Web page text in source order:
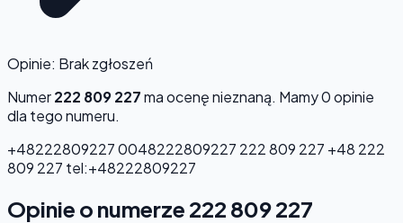
Opinie: Brak zgłoszeń
Numer222 809 227ma ocenęnieznaną. Mamy 0 opinie
dla tego numeru.
+482228092270048222809227 222 809 227 +48 222
809 227 tel:+48222809227
Opinie o numerze 222 809 227